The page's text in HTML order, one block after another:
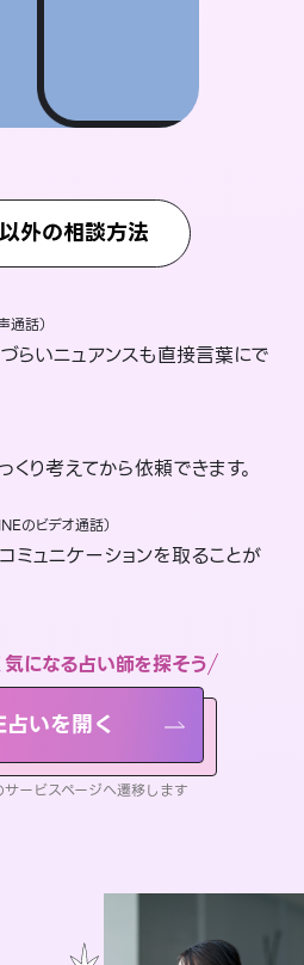
外の相談方法
通話）
らいニュアンスも直接言葉にで
くり考えてから依頼できます。
のビデオ通話）
ミュニケーションを取ることが
になる占い師を探そう
いを開く
ービスページへ遷移します